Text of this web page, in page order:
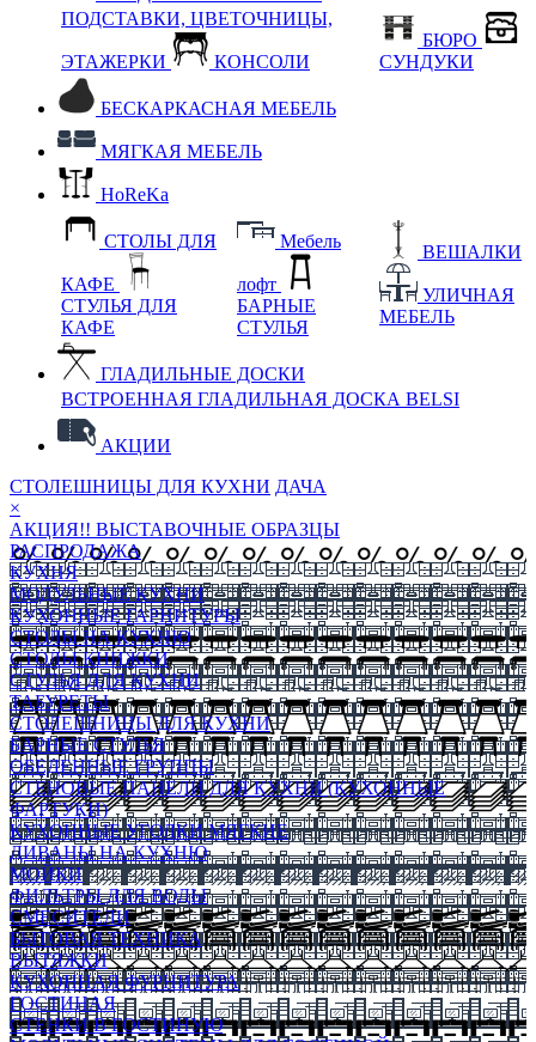
ПОДСТАВКИ, ЦВЕТОЧНИЦЫ,
ЭТАЖЕРКИ КОНСОЛИ
БЮРО
СУНДУКИ
БЕСКАРКАСНАЯ МЕБЕЛЬ
МЯГКАЯ МЕБЕЛЬ
HoReKa
СТОЛЫ ДЛЯ
КАФЕ
СТУЛЬЯ ДЛЯ
КАФЕ
Мебель
лофт
БАРНЫЕ
СТУЛЬЯ
ВЕШАЛКИ
УЛИЧНАЯ
МЕБЕЛЬ
ГЛАДИЛЬНЫЕ ДОСКИ
ВСТРОЕННАЯ ГЛАДИЛЬНАЯ ДОСКА BELSI
АКЦИИ
СТОЛЕШНИЦЫ ДЛЯ КУХНИ ДАЧА
×
АКЦИЯ!! ВЫСТАВОЧНЫЕ ОБРАЗЦЫ
РАСПРОДАЖА
КУХНЯ
МОДУЛЬНЫЕ КУХНИ
КУХОННЫЕ ГАРНИТУРЫ
СТОЛЫ НА КУХНЮ
СТОЛЫ КНИЖКИ
СТУЛЬЯ ДЛЯ КУХНИ
ТАБУРЕТЫ
СТОЛЕШНИЦЫ ДЛЯ КУХНИ
БАРНЫЕ СТУЛЬЯ
ОБЕДЕННЫЕ ГРУППЫ
СТЕНОВЫЕ ПАНЕЛИ ДЛЯ КУХНИ (КУХОННЫЕ
ФАРТУКИ)
КУХОННЫЕ УГОЛКИ МЯГКИЕ
ДИВАНЫ НА КУХНЮ
МОЙКИ
ФИЛЬТРЫ ДЛЯ ВОДЫ
СМЕСИТЕЛИ
БЫТОВАЯ ТЕХНИКА
ВЫТЯЖКИ
КУХОННАЯ ФУРНИТУРА
ГОСТИНАЯ
СТЕНКИ В ГОСТИНУЮ